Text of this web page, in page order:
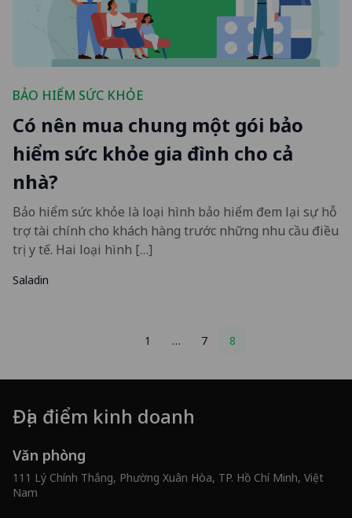
BẢO HIỂM SỨC KHỎE
Có nên mua chung một gói bảo
hiểm sức khỏe gia đình cho cả
nhà?
Bảo hiểm sức khỏe là loại hình bảo hiểm đem lại sự hỗ
trợ tài chính cho khách hàng trước những nhu cầu điều
trị y tế. Hai loại hình […]
Saladin
1 … 7 8
Địa điểm kinh doanh
Văn phòng
111 Lý Chính Thắng, Phường Xuân Hòa, TP. Hồ Chí Minh, Việt
Nam